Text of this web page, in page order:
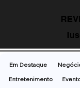
Em Destaque
Entretenimento